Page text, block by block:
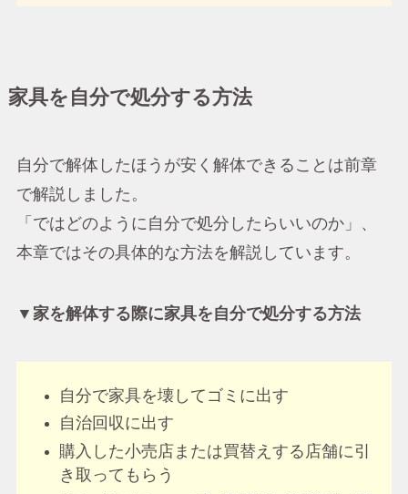
家具を自分で処分する方法
自分で解体したほうが安く解体できることは前章
で解説しました。
「ではどのように自分で処分したらいいのか」、
本章ではその具体的な方法を解説しています。
▼家を解体する際に家具を自分で処分する方法
自分で家具を壊してゴミに出す
自治回収に出す
購入した小売店または買替えする店舗に引
き取ってもらう